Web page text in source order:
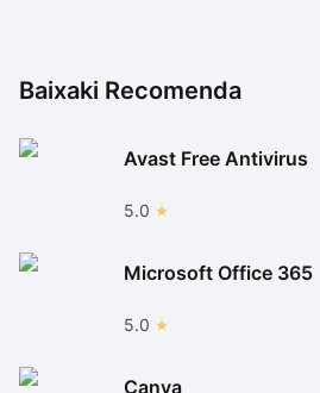
Baixaki Recomenda
Avast Free Antivirus
5.0
Microsoft Office 365
5.0
Canva